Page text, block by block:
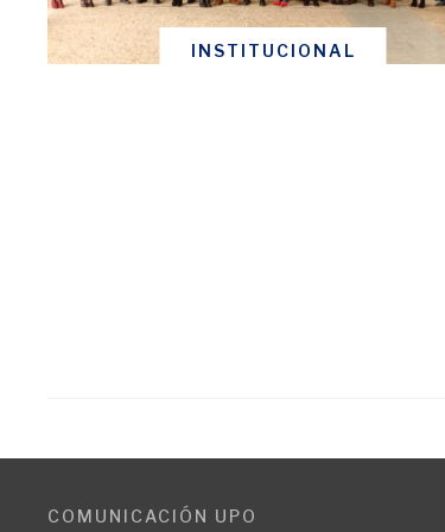
INSTITUCIONAL
COMUNICACIÓN UPO